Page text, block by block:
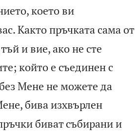
което ви
Както пръчката сама от
и вие, ако не сте
който е съединен с
Мене не можете да
бива изхвърлен
биват събирани и